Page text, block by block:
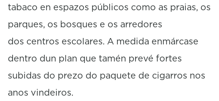
tabaco en espazos públicos como as praias, os
parques, os bosques e os arredores
dos centros escolares. A medida enmárcase
dentro dun plan que tamén prevé fortes
subidas do prezo do paquete de cigarros nos
anos vindeiros.